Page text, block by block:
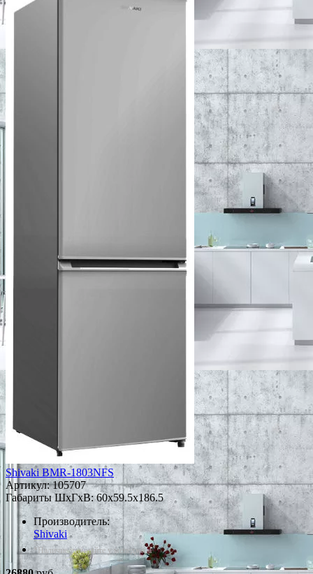
Shivaki BMR-1803NFS
Артикул:105707
Габариты ШxГxВ: 60x59.5x186.5
Производитель:
Shivaki
*Наличие уточняйте у менеджера